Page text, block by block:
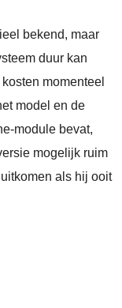
bekend, maar
duur kan
momenteel
model en de
bevat,
mogelijk ruim
als hij ooit